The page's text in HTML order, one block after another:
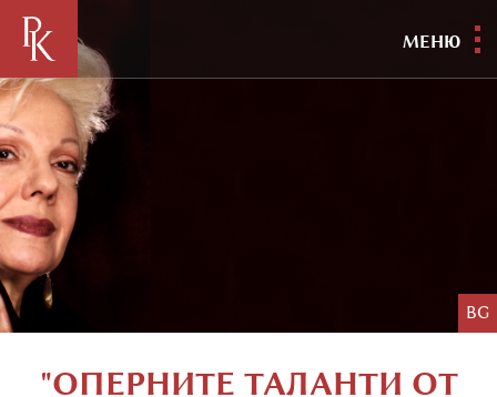
МЕНЮ
BG
"ОПЕРНИТЕ ТАЛАНТИ ОТ